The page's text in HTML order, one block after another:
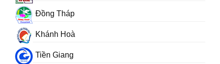
Đồng Tháp
Khánh Hoà
Tiền Giang